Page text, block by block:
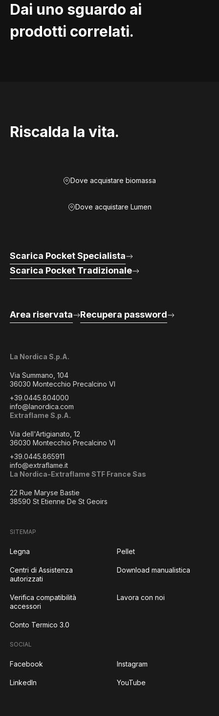
Dai uno sguardo ai
prodotti correlati.
Riscalda la vita.
Dove acquistare biomassa
Dove acquistare Lumen
La Nordica S.p.A.
Via Summano, 104
36030 Montecchio Precalcino VI
+39.0445.804000
info@lanordica.com
Extraflame S.p.A.
Via dell'Artigianato, 12
36030 Montecchio Precalcino VI
+39.0445.865911
info@extraflame.it
La Nordica-Extraflame STF France Sas
22 Rue Maryse Bastie
38590 St Etienne De St Geoirs
Scarica Pocket Specialista
Scarica Pocket Tradizionale
Area riservata Recupera password
SITEMAP
Legna Pellet
Centri di Assistenza
autorizzati
Download manualistica
Verifica compatibilità
accessori
Lavora con noi
Conto Termico 3.0
SOCIAL
Facebook Instagram
LinkedIn YouTube